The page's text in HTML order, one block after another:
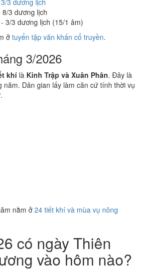
3/3 dương lịch
8/3 dương lịch
- 3/3 dương lịch (15/1 âm)
ở tuyển tập văn khấn cổ truyền.
3/2026
khí là Kinh Trập và Xuân Phân. Đây là
năm. Dân gian lấy làm căn cứ tính thời vụ
nằm ở 24 tiết khí và mùa vụ nông
có ngày Thiên
vào hôm nào?